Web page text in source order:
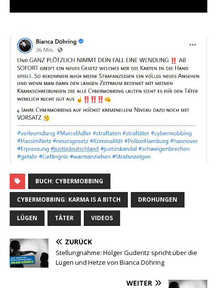
BUCH: CYBERMOBBING
CYBERMOBBING: KARMA IS A BITCH DROHUNGEN
LÜGEN TÄTER VIDEOS
ZURÜCK
Stellungnahme: Holger Guderitz spricht über die
Lügen und Hetze von Bianca Döhring
WEITER